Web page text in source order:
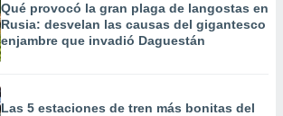
Qué provocó la gran plaga de langostas en
Rusia: desvelan las causas del gigantesco
enjambre que invadió Daguestán
Las 5 estaciones de tren más bonitas del